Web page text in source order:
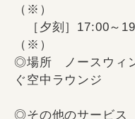
（※）
［夕刻］17:00～
（※）
◎場所 ノースウィ
ぐ空中ラウンジ
◎その他のサービス